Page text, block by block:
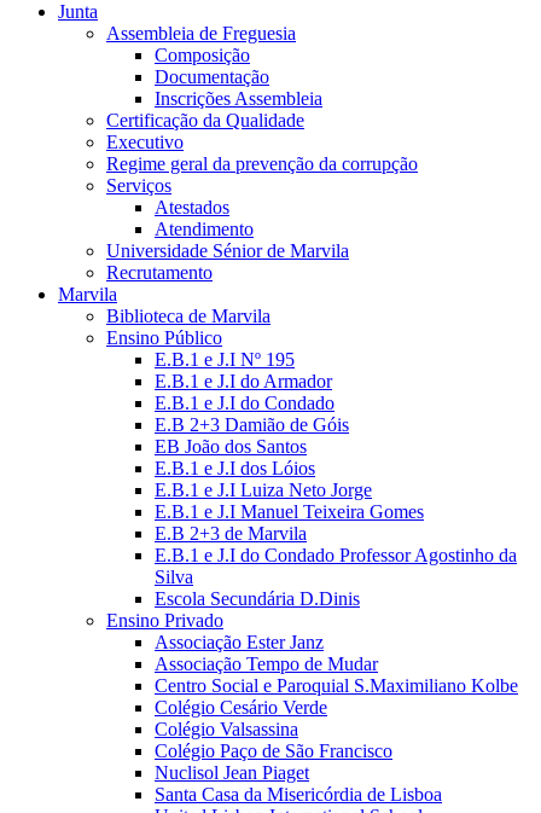
Junta
Assembleia de Freguesia
Composição
Documentação
Inscrições Assembleia
Certificação da Qualidade
Executivo
Regime geral da prevenção da corrupção
Serviços
Atestados
Atendimento
Universidade Sénior de Marvila
Recrutamento
Marvila
Biblioteca de Marvila
Ensino Público
E.B.1 e J.I Nº 195
E.B.1 e J.I do Armador
E.B.1 e J.I do Condado
E.B 2+3 Damião de Góis
EB João dos Santos
E.B.1 e J.I dos Lóios
E.B.1 e J.I Luiza Neto Jorge
E.B.1 e J.I Manuel Teixeira Gomes
E.B 2+3 de Marvila
E.B.1 e J.I do Condado Professor Agostinho da
Silva
Escola Secundária D.Dinis
Ensino Privado
Associação Ester Janz
Associação Tempo de Mudar
Centro Social e Paroquial S.Maximiliano Kolbe
Colégio Cesário Verde
Colégio Valsassina
Colégio Paço de São Francisco
Nuclisol Jean Piaget
Santa Casa da Misericórdia de Lisboa